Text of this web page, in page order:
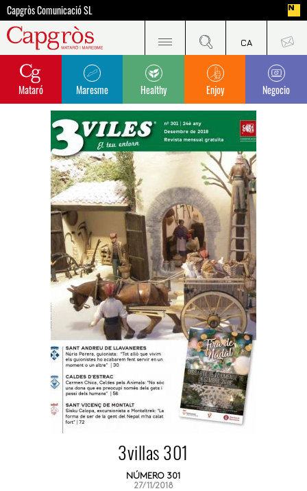
Capgròs Comunicació SL
Mataró Maresme Healthy Enjoy Negocio
3villas 301
NÚMERO 301
27/11/2018